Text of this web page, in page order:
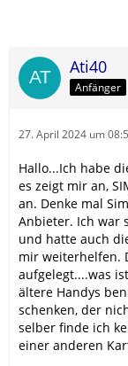
Ati40
Anfänger
27. April 2024 um
Hallo...Ich habe
es zeigt mir an,
an. Denke mal
Anbieter. Ich war
und hatte auch
mir weiterhelfen.
aufgelegt....was
ältere Handys
schenken, der
selber finde ich
einer anderen